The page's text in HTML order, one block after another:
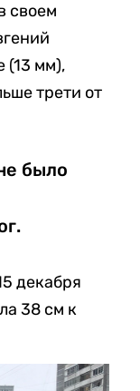
своем
(13 мм),
трети от
было
декабря
38 см к